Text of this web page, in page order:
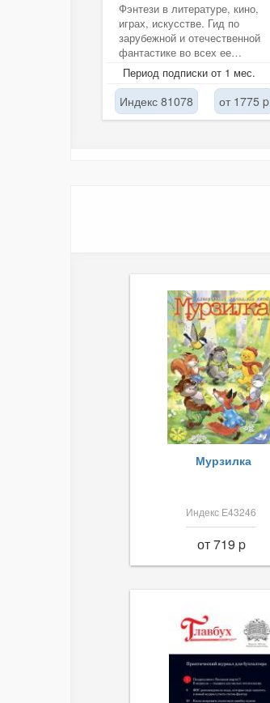
Фэнтези в литературе, кино,
играх, искусстве. Гид по
зарубежной и отечественной
фантастике во всех ее
проявлениях. Рецензии на
новинки месяца,...
Период подписки от 1 мес.
Индекс 81078 от 1775 p
Мурзилка
Индекс Е43246
от 719 p